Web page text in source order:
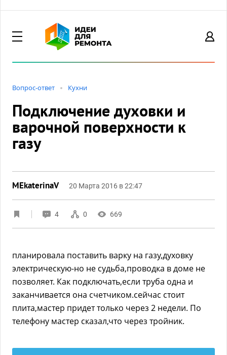
Вопрос-ответ Кухни
Подключение духовки и
варочной поверхности к
газу
MEkaterinaV 20 Марта 2016 в 22:47
4 0 669
планировала поставить варку на газу,духовку
электрическую-но не судьба,проводка в доме не
позволяет. Как подключать,если труба одна и
заканчивается она счетчиком.сейчас стоит
плита,мастер придет только через 2 недели. По
телефону мастер сказал,что через тройник.